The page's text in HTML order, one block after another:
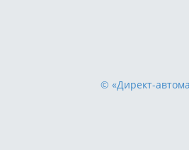
© «Директ-